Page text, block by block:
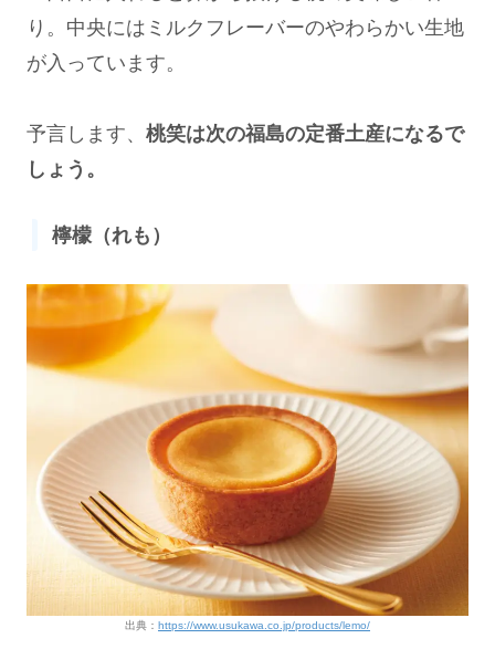
り。中央にはミルクフレーバーのやわらかい生地
が入っています。
予言します、 桃笑は次の福島の定番土産になるで
しょう。
檸檬（れも）
出典： https://www.usukawa.co.jp/products/lemo/